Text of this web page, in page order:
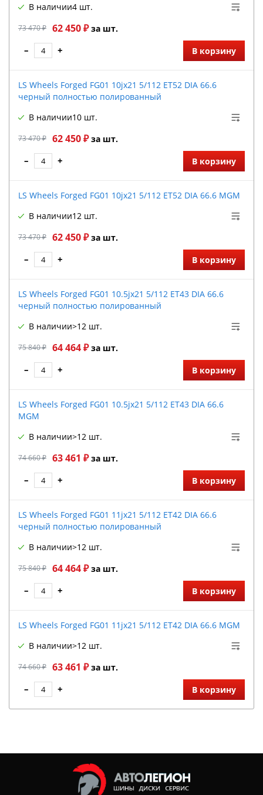
73 470 ₽ 62 450 ₽за шт.
В наличии4 шт.
– + В корзину
LS Wheels Forged FG01 10jx21 5/112 ET52 DIA 66.6
черный полностью полированный
73 470 ₽ 62 450 ₽за шт.
В наличии10 шт.
– + В корзину
LS Wheels Forged FG01 10jx21 5/112 ET52 DIA 66.6 MGM
73 470 ₽ 62 450 ₽за шт.
В наличии12 шт.
– + В корзину
LS Wheels Forged FG01 10.5jx21 5/112 ET43 DIA 66.6
черный полностью полированный
75 840 ₽ 64 464 ₽за шт.
В наличии>12 шт.
– + В корзину
LS Wheels Forged FG01 10.5jx21 5/112 ET43 DIA 66.6
MGM
74 660 ₽ 63 461 ₽за шт.
В наличии>12 шт.
– + В корзину
LS Wheels Forged FG01 11jx21 5/112 ET42 DIA 66.6
черный полностью полированный
75 840 ₽ 64 464 ₽за шт.
В наличии>12 шт.
– + В корзину
LS Wheels Forged FG01 11jx21 5/112 ET42 DIA 66.6 MGM
74 660 ₽ 63 461 ₽за шт.
В наличии>12 шт.
– + В корзину